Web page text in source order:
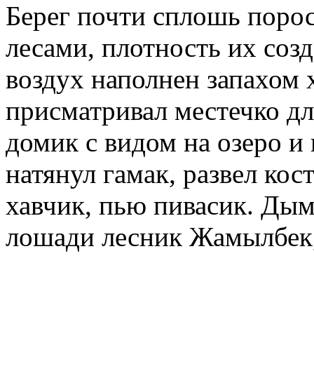
Берег почти сплошь
лесами, плотность их
воздух наполнен запахом
присматривал местечко
домик с видом на озеро
натянул гамак, развел
хавчик, пью пивасик.
лошади лесник